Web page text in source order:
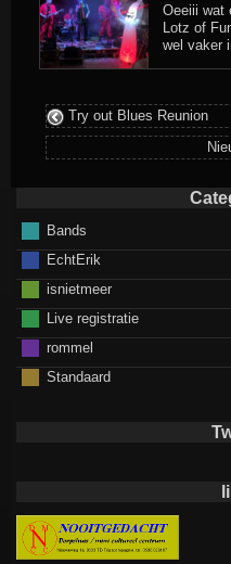
Oeeiii wat
Lotz of
wel vaker
Try out Blues Reunion
Bands
EchtErik
isnietmeer
Live registratie
rommel
Standaard